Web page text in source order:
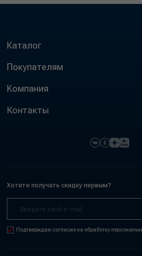
Каталог
Покупателям
Компания
Контакты
Хотите получать скидку первым?
Подтверждаю согласие на обработку